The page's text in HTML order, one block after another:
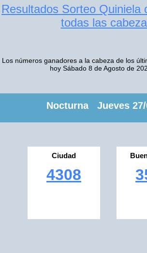
Resultados Sorteo Quiniela
todas las
Los números ganadores a la cabeza de los
hoy Sábado 8 de Agosto de
Nocturna Jueves 27/
Ciudad
4308